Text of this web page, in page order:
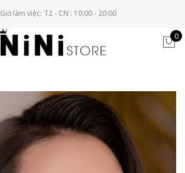
Giờ làm việc: T2 - CN : 10:00 - 20:00
0